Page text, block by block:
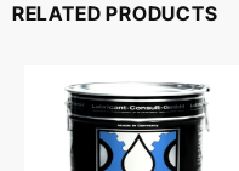
RELATED PRODUCTS